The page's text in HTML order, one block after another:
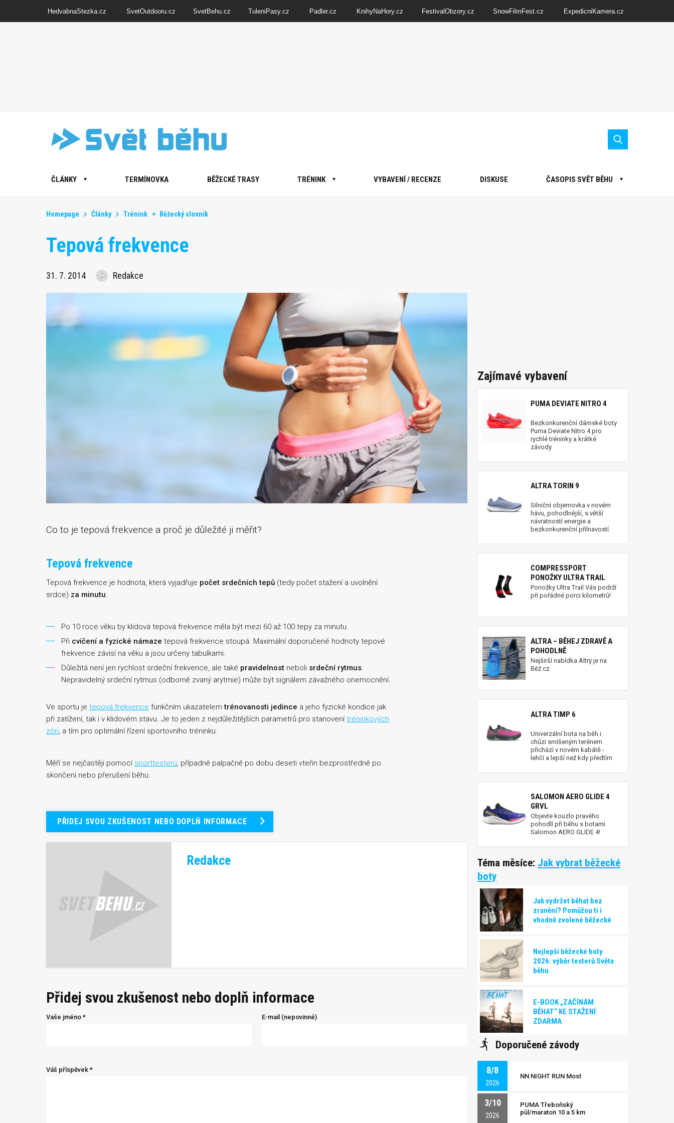
HedvabnaStezka.cz SvetOutdooru.cz SvetBehu.cz TuleniPasy.cz Padler.cz KnihyNaHory.cz FestivalObzory.cz SnowFilmFest.cz ExpedicniKamera.cz
ČLÁNKY TERMÍNOVKA BĚŽECKÉ TRASY TRÉNINK VYBAVENÍ / RECENZE DISKUSE ČASOPIS SVĚT BĚHU
Homepage Články Trénink Běžecký slovník
Tepová frekvence
31. 7. 2014 Redakce
Co to je tepová frekvence a proč je důležité ji měřit?
Tepová frekvence
Tepová frekvence je hodnota, která vyjadřuje počet srdečních tepů (tedy počet stažení a uvolnění
srdce) za minutu.
Po 10 roce věku by klidová tepová frekvence měla být mezi 60 až 100 tepy za minutu.
Při cvičení a fyzické námaze tepová frekvence stoupá. Maximální doporučené hodnoty tepové
frekvence závisí na věku a jsou určeny tabulkami.
Důležitá není jen rychlost srdeční frekvence, ale také pravidelnost neboli srdeční rytmus.
Nepravidelný srdeční rytmus (odborně zvaný arytmie) může být signálem závažného onemocnění.
Ve sportu je tepová frekvence funkčním ukazatelem trénovanosti jedince a jeho fyzické kondice jak
při zatížení, tak i v klidovém stavu. Je to jeden z nejdůležitějších parametrů pro stanovenítréninkových
zón, a tím pro optimální řízení sportovního tréninku.
Měří se nejčastěji pomocí sporttesteru, případně palpačně po dobu deseti vteřin bezprostředně po
skončení nebo přerušení běhu.
PŘIDEJ SVOU ZKUŠENOST NEBO DOPLŇ INFORMACE
Redakce
Přidej svou zkušenost nebo doplň informace
Vaše jméno * E-mail (nepovinné)
Váš příspěvek *
Zajímavé vybavení
PUMA DEVIATE NITRO 4
Bezkonkurenční dámské boty
Puma Deviate Nitro 4 pro
rychlé tréninky a krátké
závody.
ALTRA TORIN 9
Silniční objemovka v novém
hávu, pohodlnější, s větší
návratností energie a
bezkonkurenční přilnavostí.
COMPRESSPORT
PONOŽKY ULTRA TRAIL
Ponožky Ultra Trail Vás podrží
při pořádné porci kilometrů!
ALTRA – BĚHEJ ZDRAVĚ A
POHODLNĚ
Nejširší nabídka Altry je na
Běž.cz
ALTRA TIMP 6
Univerzální bota na běh i
chůzi smíšeným terénem
přichází v novém kabátě -
lehčí a lepší než kdy předtím
SALOMON AERO GLIDE 4
GRVL
Objevte kouzlo pravého
pohodlí při běhu s botami
Salomon AERO GLIDE 4!
Téma měsíce: Jak vybrat běžecké
boty
Jak vydržet běhat bez
zranění? Pomůžou ti i
vhodně zvolené běžecké
Nejlepší běžecké boty
2026: výběr testerů Světa
běhu
E-BOOK „ZAČÍNÁM
BĚHAT“ KE STAŽENÍ
ZDARMA
Doporučené závody
8/8
2026
NN NIGHT RUN Most
3/10
2026
PUMA Třeboňský
půl/maraton 10 a 5 km